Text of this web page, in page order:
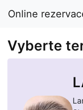
Online
Vyberte